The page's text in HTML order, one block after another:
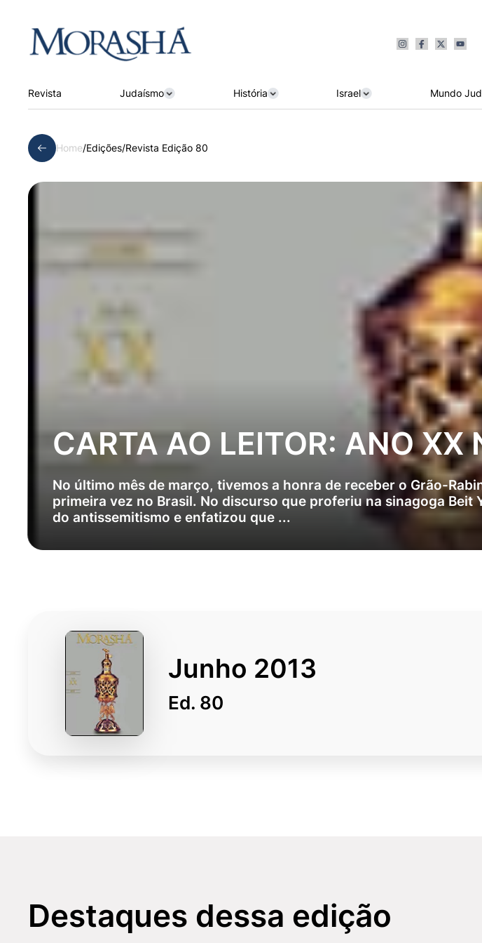
Revista Judaísmo História Israel Mundo
Home/Edições/Revista Edição 80
CARTA AO LEITOR: ANO
No último mês de março, tivemos a honra de receber o Grão-
primeira vez no Brasil. No discurso que proferiu na sinagoga
do antissemitismo e enfatizou que ...
Junho 2013
Ed. 80
No último mês de março, tivemos a honra de receber o Grão-Rabino do Reino
Destaques dessa edição